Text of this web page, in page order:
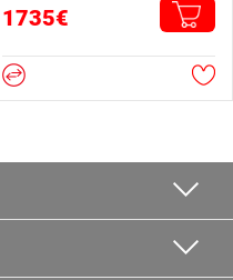
1735€